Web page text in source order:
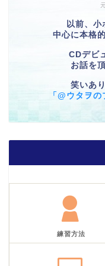
以前、
中心に本格
CDデビ
お話を
笑いあ
「@ウタヲの
練習方法